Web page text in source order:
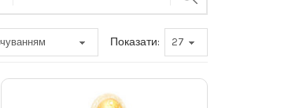
Показати: